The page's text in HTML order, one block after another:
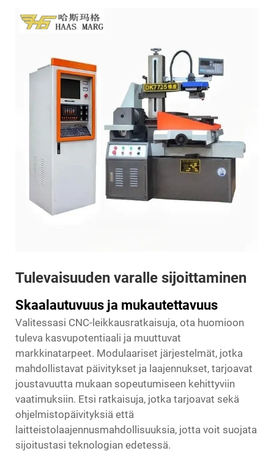
Tulevaisuuden varalle sijoittaminen
Skaalautuvuus ja mukautettavuus
Valitessasi CNC-leikkausratkaisuja, ota huomioon
tuleva kasvupotentiaali ja muuttuvat
markkinatarpeet. Modulaariset järjestelmät, jotka
mahdollistavat päivitykset ja laajennukset, tarjoavat
joustavuutta mukaan sopeutumiseen kehittyviin
vaatimuksiin. Etsi ratkaisuja, jotka tarjoavat sekä
ohjelmistopäivityksiä että
laitteistolaajennusmahdollisuuksia, jotta voit suojata
sijoitustasi teknologian edetessä.